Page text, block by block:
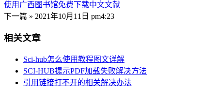
使用广西图书馆免费下载中文文献
下一篇 » 2021年10月11日 pm4:23
相关文章
Sci-hub怎么使用教程图文详解
SCI-HUB提示PDF加载失败解决方法
引用链接打不开的相关解决办法